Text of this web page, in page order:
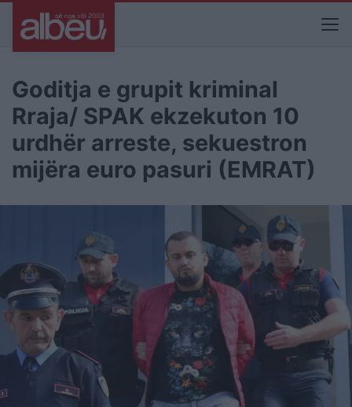
Goditja e grupit kriminal
Rraja/ SPAK ekzekuton 10
urdhër arreste, sekuestron
mijëra euro pasuri (EMRAT)